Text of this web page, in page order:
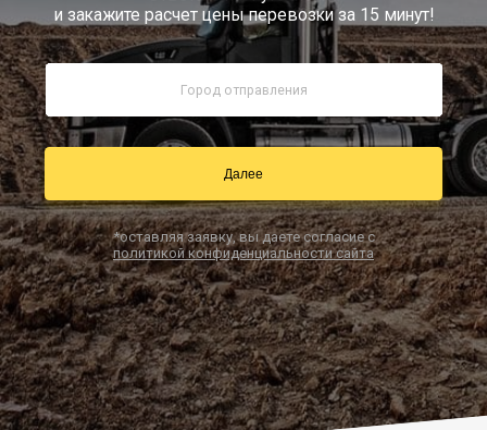
8 (800) 505-40-85
Звонок по России бесплатно
sale@simtruck-negabarit.ru
Заказать звонок
и закажите расчет цены перевозки за 15 минут!
Далее
*оставляя заявку, вы даете согласие с
политикой конфиденциальности сайта